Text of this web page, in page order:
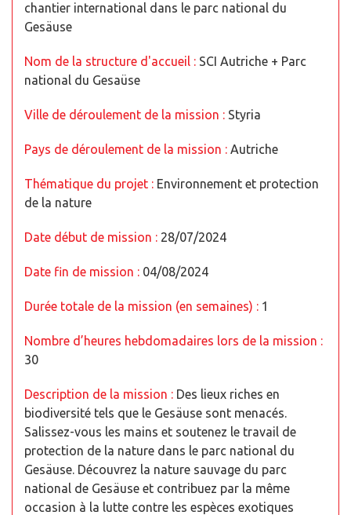
chantier international dans le parc national du
Gesäuse
Nom de la structure d'accueil : SCI Autriche + Parc
national du Gesaüse
Ville de déroulement de la mission : Styria
Pays de déroulement de la mission : Autriche
Thématique du projet : Environnement et protection
de la nature
Date début de mission : 28/07/2024
Date fin de mission : 04/08/2024
Durée totale de la mission (en semaines) : 1
Nombre d’heures hebdomadaires lors de la mission :
30
Description de la mission : Des lieux riches en
biodiversité tels que le Gesäuse sont menacés.
Salissez-vous les mains et soutenez le travail de
protection de la nature dans le parc national du
Gesäuse. Découvrez la nature sauvage du parc
national de Gesäuse et contribuez par la même
occasion à la lutte contre les espèces exotiques